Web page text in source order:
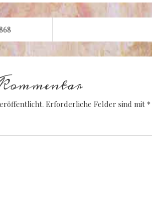
Erforderliche Felder sind mit *